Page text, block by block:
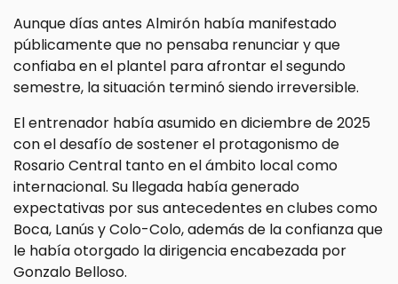
Aunque días antes Almirón había manifestado
públicamente que no pensaba renunciar y que
confiaba en el plantel para afrontar el segundo
semestre, la situación terminó siendo irreversible.
El entrenador había asumido en diciembre de 2025
con el desafío de sostener el protagonismo de
Rosario Central tanto en el ámbito local como
internacional. Su llegada había generado
expectativas por sus antecedentes en clubes como
Boca, Lanús y Colo-Colo, además de la confianza que
le había otorgado la dirigencia encabezada por
Gonzalo Belloso.